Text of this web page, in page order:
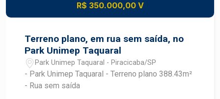
R$ 350.000,00 V
Terreno plano, em rua sem saída, no
Park Unimep Taquaral
Park Unimep Taquaral - Piracicaba/SP
- Park Unimep Taquaral - Terreno plano 388.43m²
- Rua sem saída